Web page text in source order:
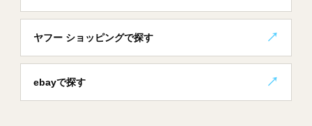
ヤフー ショッピングで探す
ebayで探す